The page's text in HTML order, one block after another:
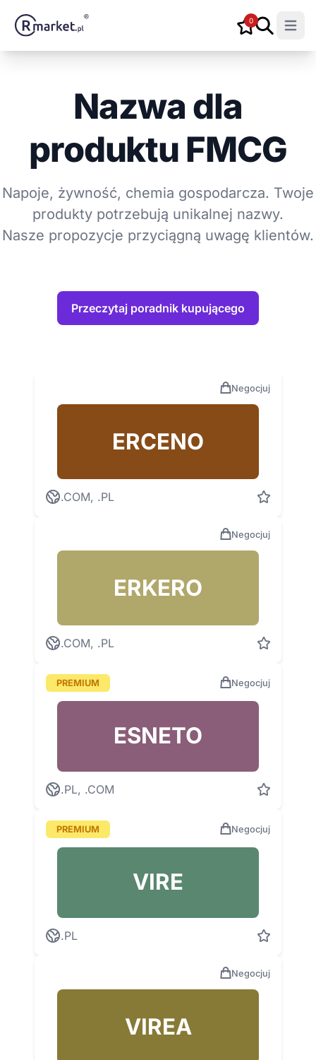
0
Open
Nazwa dla
produktu FMCG
Napoje, żywność, chemia gospodarcza. Twoje
produkty potrzebują unikalnej nazwy.
Nasze propozycje przyciągną uwagę klientów.
Przeczytaj poradnik kupującego
Negocjuj
ERCENO
.COM, .PL
Negocjuj
ERKERO
.COM, .PL
PREMIUM Negocjuj
ESNETO
.PL, .COM
PREMIUM Negocjuj
VIRE
.PL
Negocjuj
VIREA